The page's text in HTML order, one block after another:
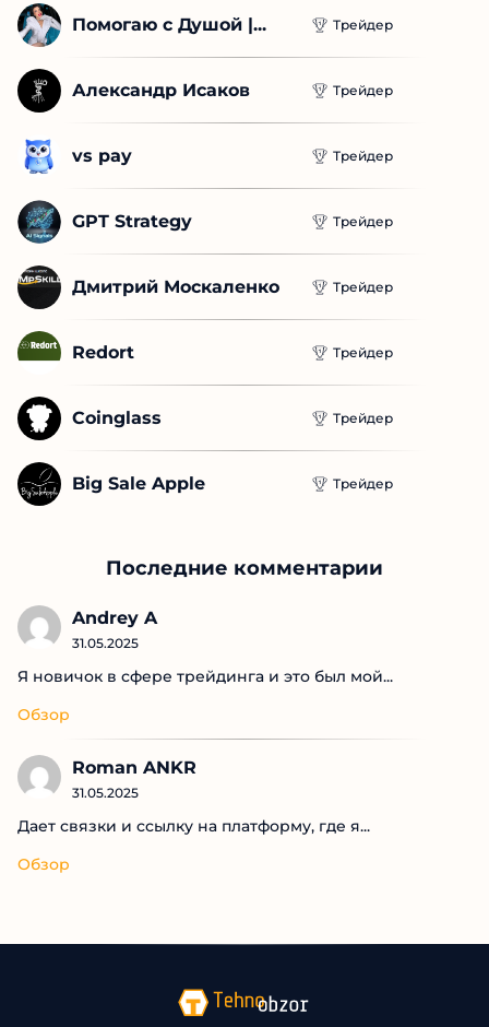
Помогаю с Душой |... Трейдер
Александр Исаков Трейдер
vs pay Трейдер
GPT Strategy Трейдер
Дмитрий Москаленко Трейдер
Redort Трейдер
Coinglass Трейдер
Big Sale Apple Трейдер
Последние комментарии
Andrey A
31.05.2025
Я новичок в сфере трейдинга и это был мой...
Обзор
Roman ANKR
31.05.2025
Дает связки и ссылку на платформу, где я...
Обзор